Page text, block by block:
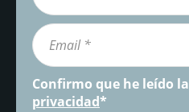
Confirmo que he leído la
privacidad*